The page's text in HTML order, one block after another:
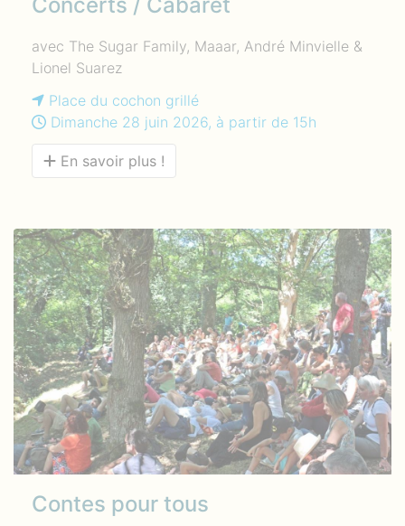
Concerts / Cabaret
avec The Sugar Family, Maaar, André Minvielle &
Lionel Suarez
Place du cochon grillé
Dimanche 28 juin 2026, à partir de 15h
En savoir plus !
Contes pour tous